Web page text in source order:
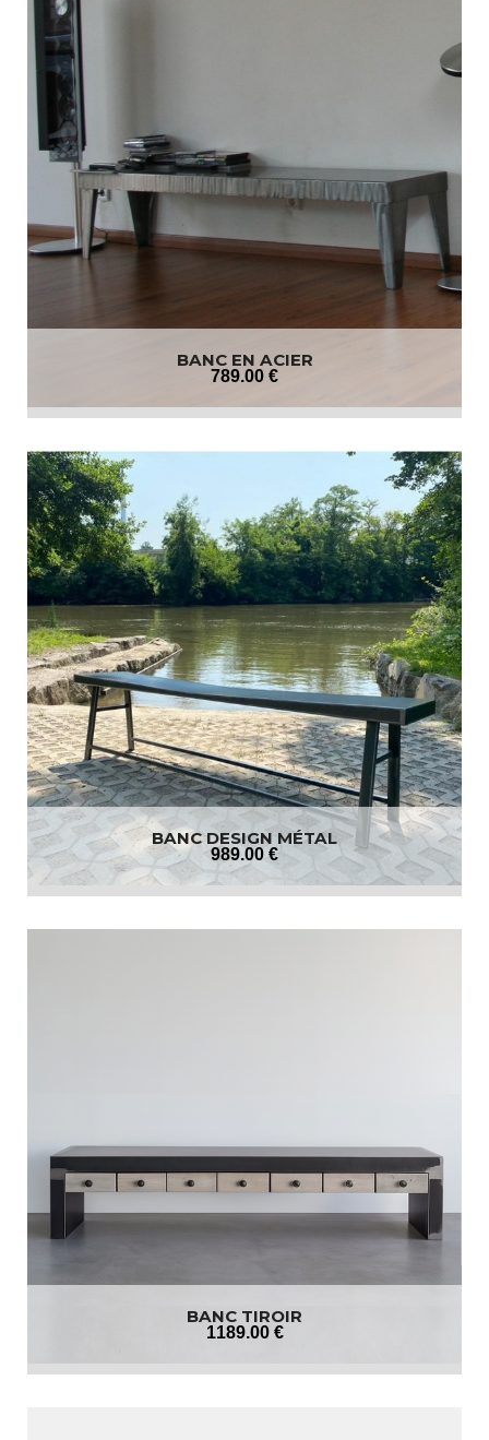
BANC EN ACIER
789.00 €
BANC DESIGN MÉTAL
989.00 €
BANC TIROIR
1189.00 €